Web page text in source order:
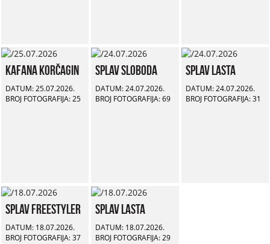
Kafana Korčagin
DATUM: 25.07.2026.
BROJ FOTOGRAFIJA: 25
Splav Sloboda
DATUM: 24.07.2026.
BROJ FOTOGRAFIJA: 69
Splav Lasta
DATUM: 24.07.2026.
BROJ FOTOGRAFIJA: 31
Splav Freestyler
DATUM: 18.07.2026.
BROJ FOTOGRAFIJA: 37
Splav Lasta
DATUM: 18.07.2026.
BROJ FOTOGRAFIJA: 29